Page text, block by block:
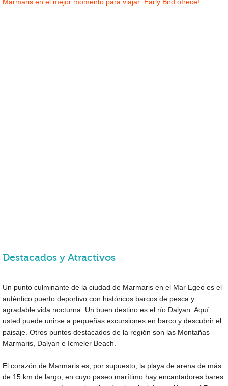
Destacados y Atractivos
Un punto culminante de la ciudad de Marmaris en el Mar Egeo es el
auténtico puerto deportivo con históricos barcos de pesca y
agradable vida nocturna. Un buen destino es el río Dalyan. Aquí
usted puede unirse a pequeñas excursiones en barco y descubrir el
paisaje. Otros puntos destacados de la región son las Montañas
Marmaris, Dalyan e Icmeler Beach.
El corazón de Marmaris es, por supuesto, la playa de arena de más
de 15 km de largo, en cuyo paseo marítimo hay encantadores bares